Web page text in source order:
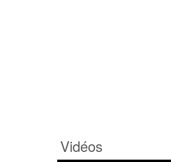
Vidéos